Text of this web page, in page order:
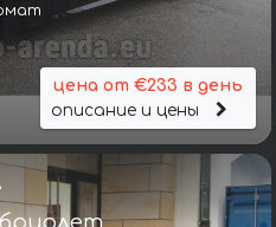
цена от €233 в день
описание и цены